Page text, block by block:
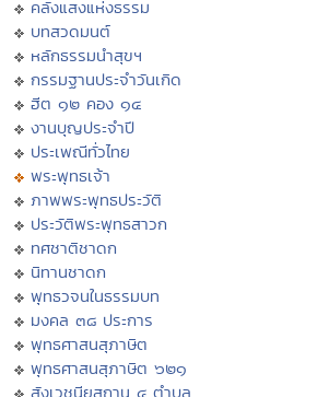
คลังแสงแห่งธรรม
บทสวดมนต์
หลักธรรมนำสุขฯ
กรรมฐานประจำวันเกิด
ฮีต ๑๒ คอง ๑๔
งานบุญประจำปี
ประเพณีทั่วไทย
พระพุทธเจ้า
ภาพพระพุทธประวัติ
ประวัติพระพุทธสาวก
ทศชาติชาดก
นิทานชาดก
พุทธวจนในธรรมบท
มงคล ๓๘ ประการ
พุทธศาสนสุภาษิต
พุทธศาสนสุภาษิต ๖๒๑
สังเวชนียสถาน ๔ ตำบล